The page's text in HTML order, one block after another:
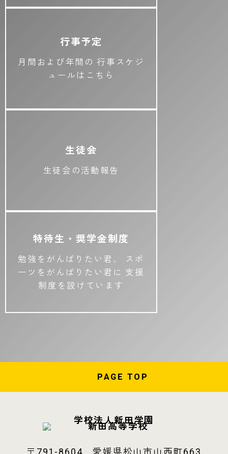
行事予定
月間および年間の 行事スケジ
ュールはこちら
生徒会
生徒会の活動報告
特待生・奨学金制度
勉強をがんばりたい君、
スポ
ーツをがんばりたい君に 支援
制度を設けています
PAGE TOP
学校法人新田学園